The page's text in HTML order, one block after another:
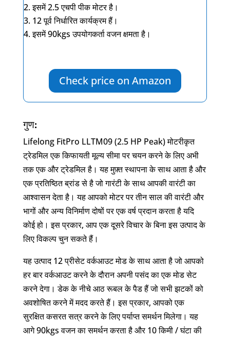
इसमें2.5एचपी पीक मोटर है।
12पूर्व निर्धारित कार्यक्रम हैं।
इसमें90kgsउपयोगकर्ता वजन क्षमता है।
Check price on Amazon
गुण:
Lifelong FitPro LLTM09 (2.5 HP Peak) मोटरीकृत
ट्रेडमिल एक किफायती मूल्य सीमा पर चयन करने के लिए अभी
तक एक और ट्रेडमिल है। यह मुफ़्त स्थापना के साथ आता है और
एक प्रतिष्ठित ब्रांड से है जो गारंटी के साथ आपकी वारंटी का
आश्वासन देता है। यह आपको मोटर पर तीन साल की वारंटी और
भागों और अन्य विनिर्माण दोषों पर एक वर्ष प्रदान करता है यदि
कोई हो। इस प्रकार, आप एक दूसरे विचार के बिना इस उत्पाद के
लिए विकल्प चुन सकते हैं।
यह उत्पाद 12 प्रीसेट वर्कआउट मोड के साथ आता है जो आपको
हर बार वर्कआउट करने के दौरान अपनी पसंद का एक मोड सेट
करने देगा। डेक के नीचे आठ रूबल के पैड हैं जो सभी झटकों को
अवशोषित करने में मदद करते हैं। इस प्रकार, आपको एक
सुरक्षित कसरत सत्र करने के लिए पर्याप्त समर्थन मिलेगा। यह
आगे 90kgs वजन का समर्थन करता है और 10 किमी / घंटा की